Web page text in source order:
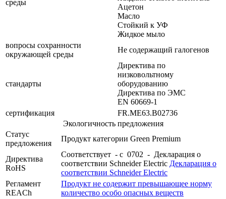
среды
Ацетон
Масло
Стойкий к УФ
Жидкое мыло
вопросы сохранности
окружающей среды
Не содержащий галогенов
стандарты
Директива по
низковольтному
оборудованию
Директива по ЭМС
EN 60669-1
сертификация
FR.ME63.B02736
Экологичность предложения
Статус
предложения
Продукт категории Green Premium
Директива
RoHS
Соответствует - с 0702 - Декларация о
соответствии Schneider Electric Декларация о
соответствии Schneider Electric
Регламент
REACh
Продукт не содержит превышающее норму
количество особо опасных веществ